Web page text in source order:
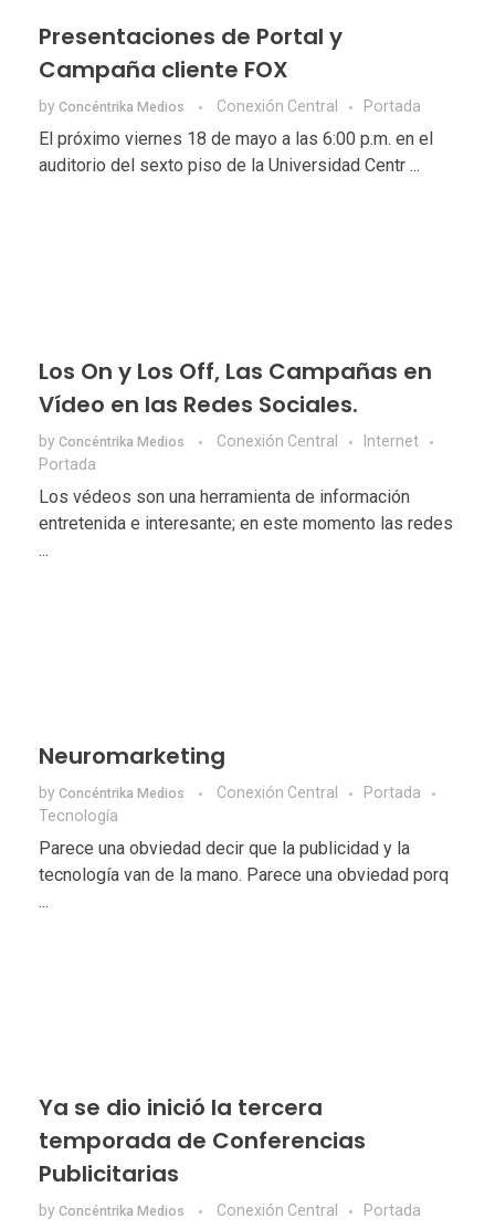
Presentaciones de Portal y
Campaña cliente FOX
by Concéntrika Medios Conexión Central Portada
El próximo viernes 18 de mayo a las 6:00 p.m. en el
auditorio del sexto piso de la Universidad Centr ...
Los On y Los Off, Las Campañas en
Vídeo en las Redes Sociales.
by Concéntrika Medios Conexión Central
Internet
Portada
Los védeos son una herramienta de información
entretenida e interesante; en este momento las redes
...
Neuromarketing
by Concéntrika Medios Conexión Central
Portada
Tecnologí­a
Parece una obviedad decir que la publicidad y la
tecnología van de la mano. Parece una obviedad porq
...
Ya se dio inició la tercera
temporada de Conferencias
Publicitarias
by Concéntrika Medios Conexión Central Portada